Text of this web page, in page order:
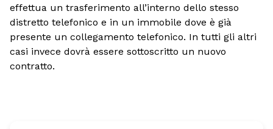
effettua un trasferimento all’interno dello stesso
distretto telefonico e in un immobile dove è già
presente un collegamento telefonico. In tutti gli altri
casi invece dovrà essere sottoscritto un nuovo
contratto.